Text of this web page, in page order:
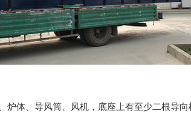
体、导风筒、风机，底座上有至少二根导